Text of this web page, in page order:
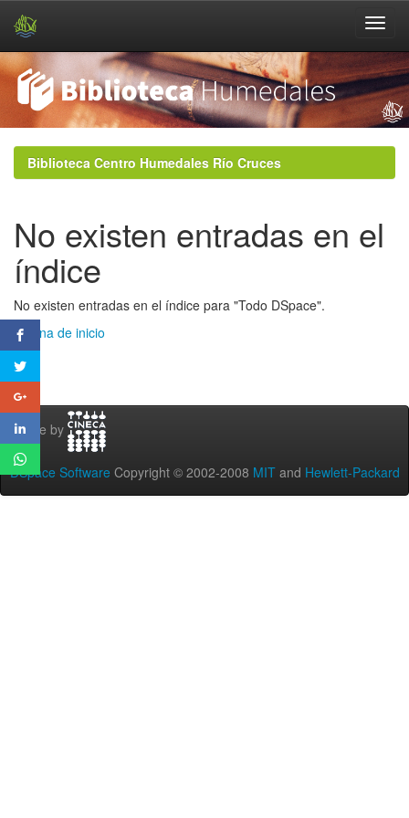
navigationBiblioteca Centro Humedales Río Cruces
No existen entradas en el
índice
No existen entradas en el índice para "Todo DSpace".
Página de inicio
Theme by
DSpace Software Copyright © 2002-2008 MIT and Hewlett-Packard